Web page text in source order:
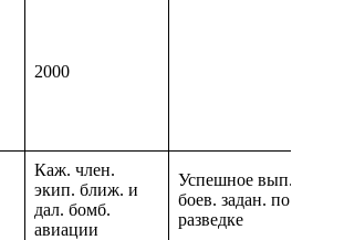
2000
Каж. член.
экип. ближ. и
дал. бомб.
авиации
Успешное вып.
боев. задан. по
разведке